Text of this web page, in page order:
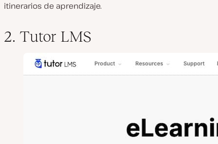
itinerarios de aprendizaje.
2. Tutor LMS